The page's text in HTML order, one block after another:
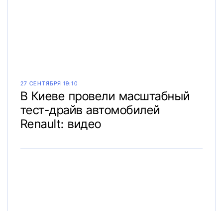
27 СЕНТЯБРЯ 19:10
В Киеве провели масштабный
тест-драйв автомобилей
Renault: видео